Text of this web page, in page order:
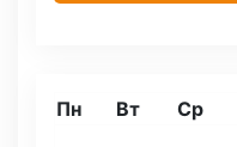
Пн Вт Ср